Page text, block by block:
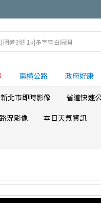
南横公路 政府好康
新北市即時影像 省道快速
況影像 本日天氣資訊